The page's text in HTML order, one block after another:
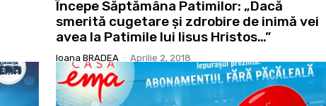
Începe Săptămâna Patimilor: „Dacă
smerită cugetare şi zdrobire de inimă vei
avea la Patimile lui Iisus Hristos…”
Ioana BRADEA - Aprilie 2, 2018